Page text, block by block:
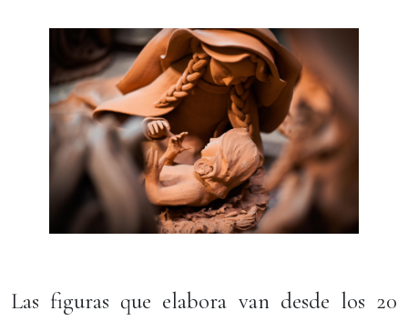
Las figuras que elabora van desde los 20